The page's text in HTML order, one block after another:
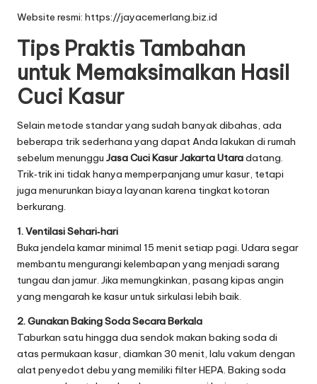
Website resmi: https://jayacemerlang.biz.id
Tips Praktis Tambahan
untuk Memaksimalkan Hasil
Cuci Kasur
Selain metode standar yang sudah banyak dibahas, ada
beberapa trik sederhana yang dapat Anda lakukan di rumah
sebelum menunggu Jasa Cuci Kasur Jakarta Utaradatang.
Trik‑trik ini tidak hanya memperpanjang umur kasur, tetapi
juga menurunkan biaya layanan karena tingkat kotoran
berkurang.
1. Ventilasi Sehari‑hari
Buka jendela kamar minimal 15 menit setiap pagi. Udara segar
membantu mengurangi kelembapan yang menjadi sarang
tungau dan jamur. Jika memungkinkan, pasang kipas angin
yang mengarah ke kasur untuk sirkulasi lebih baik.
2. Gunakan Baking Soda Secara Berkala
Taburkan satu hingga dua sendok makan baking soda di
atas permukaan kasur, diamkan 30 menit, lalu vakum dengan
alat penyedot debu yang memiliki filter HEPA. Baking soda